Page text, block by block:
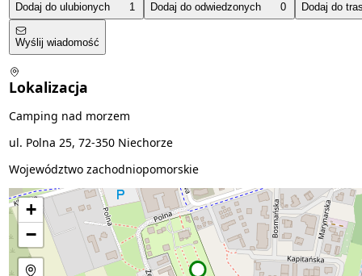
Dodaj do ulubionych 1 Dodaj do odwiedzonych 0 Dodaj do
Wyślij wiadomość
Lokalizacja
Camping nad morzem
ul. Polna 25, 72-350 Niechorze
Województwo zachodniopomorskie
+
−